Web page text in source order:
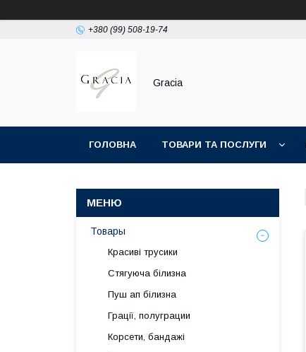
+380 (99) 508-19-74
Gracia
ГОЛОВНА ТОВАРИ ТА ПОСЛУГИ
Товары
Красиві трусики
Стягуюча білизна
Пуш ап білизна
Грації, полуграции
Корсети, бандажі